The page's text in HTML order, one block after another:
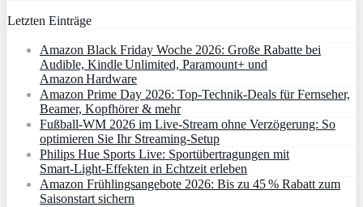
Letzten Einträge
Amazon Black Friday Woche 2026: Große Rabatte bei
Audible, Kindle Unlimited, Paramount+ und
Amazon Hardware
Amazon Prime Day 2026: Top-Technik-Deals für Fernseher,
Beamer, Kopfhörer & mehr
Fußball-WM 2026 im Live-Stream ohne Verzögerung: So
optimieren Sie Ihr Streaming-Setup
Philips Hue Sports Live: Sportübertragungen mit
Smart‑Light‑Effekten in Echtzeit erleben
Amazon Frühlingsangebote 2026: Bis zu 45 % Rabatt zum
Saisonstart sichern